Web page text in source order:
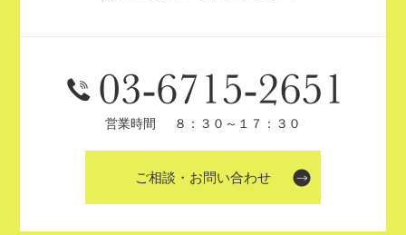
営業時間 ８：３０～１７：３０
ご相談・お問い合わせ